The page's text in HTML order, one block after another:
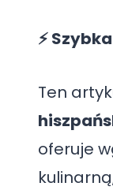
⚡
Ten
oferuje